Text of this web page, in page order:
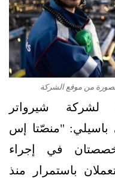
من موقع الشركة
لشركة شيرواتر
باسيلي: "منصّتا إس
في إجراء
باستمرار منذ